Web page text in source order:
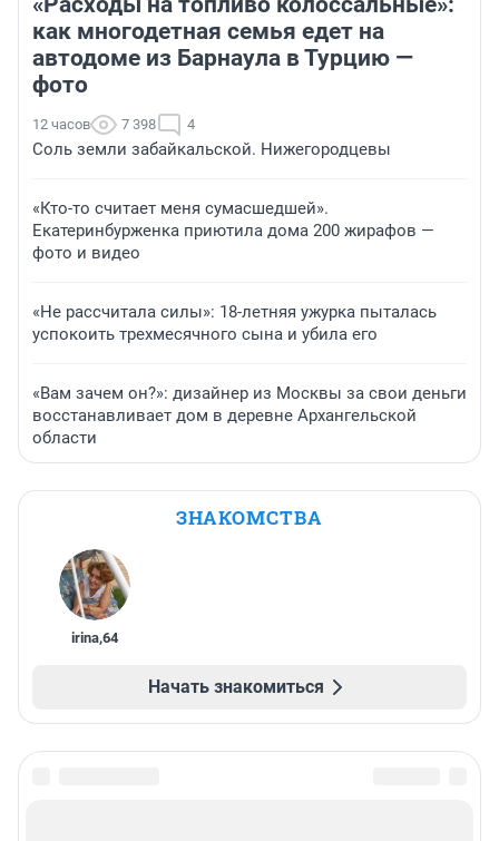
как многодетная семья едет на
автодоме из Барнаула в Турцию —
фото
12 часов 7 398 4
Соль земли забайкальской. Нижегородцевы
«Кто-то считает меня сумасшедшей».
Екатеринбурженка приютила дома 200 жирафов —
фото и видео
«Не рассчитала силы»: 18-летняя ужурка пыталась
успокоить трехмесячного сына и убила его
«Вам зачем он?»: дизайнер из Москвы за свои деньги
восстанавливает дом в деревне Архангельской
области
ЗНАКОМСТВА
irina,64
Начать знакомиться